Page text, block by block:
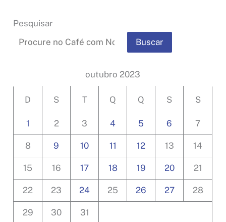
tutelares
Pesquisar
Buscar
outubro 2023
D S T Q Q S S
1 2 3 4 5 6 7
8 9 10 11 12 13 14
15 16 17 18 19 20 21
22 23 24 25 26 27 28
29 30 31